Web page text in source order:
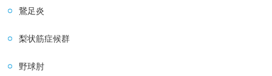
鵞足炎
梨状筋症候群
野球肘